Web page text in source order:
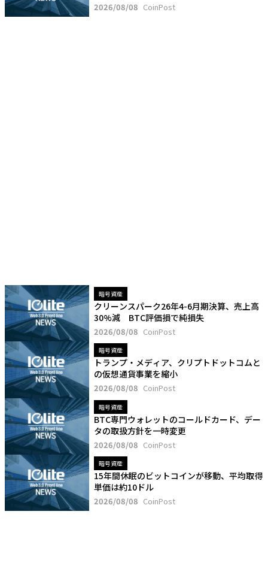
2026/08/08 CoinPost
暗号資産
クリーンスパーク26年4-6月期決算、売上高
30%減 BTC評価損で純損失
2026/08/08 CoinPost
暗号資産
トランプ・メディア、クリプトドットコムと
の仮想通貨事業を縮小
2026/08/08 CoinPost
暗号資産
BTC専門ウォレットのコールドカード、デー
タの取扱方針を一時変更
2026/08/08 CoinPost
暗号資産
15年間休眠のビットコインが移動、平均取得
単価は約10ドル
2026/08/08 CoinPost